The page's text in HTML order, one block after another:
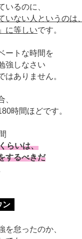
いるのに、
いない人というのは、
に等しいです。
ートな時間を
強しなさい
はありません。
、
時間ほどです。
らいは、
するべきだ
ン
を怠ったのか、